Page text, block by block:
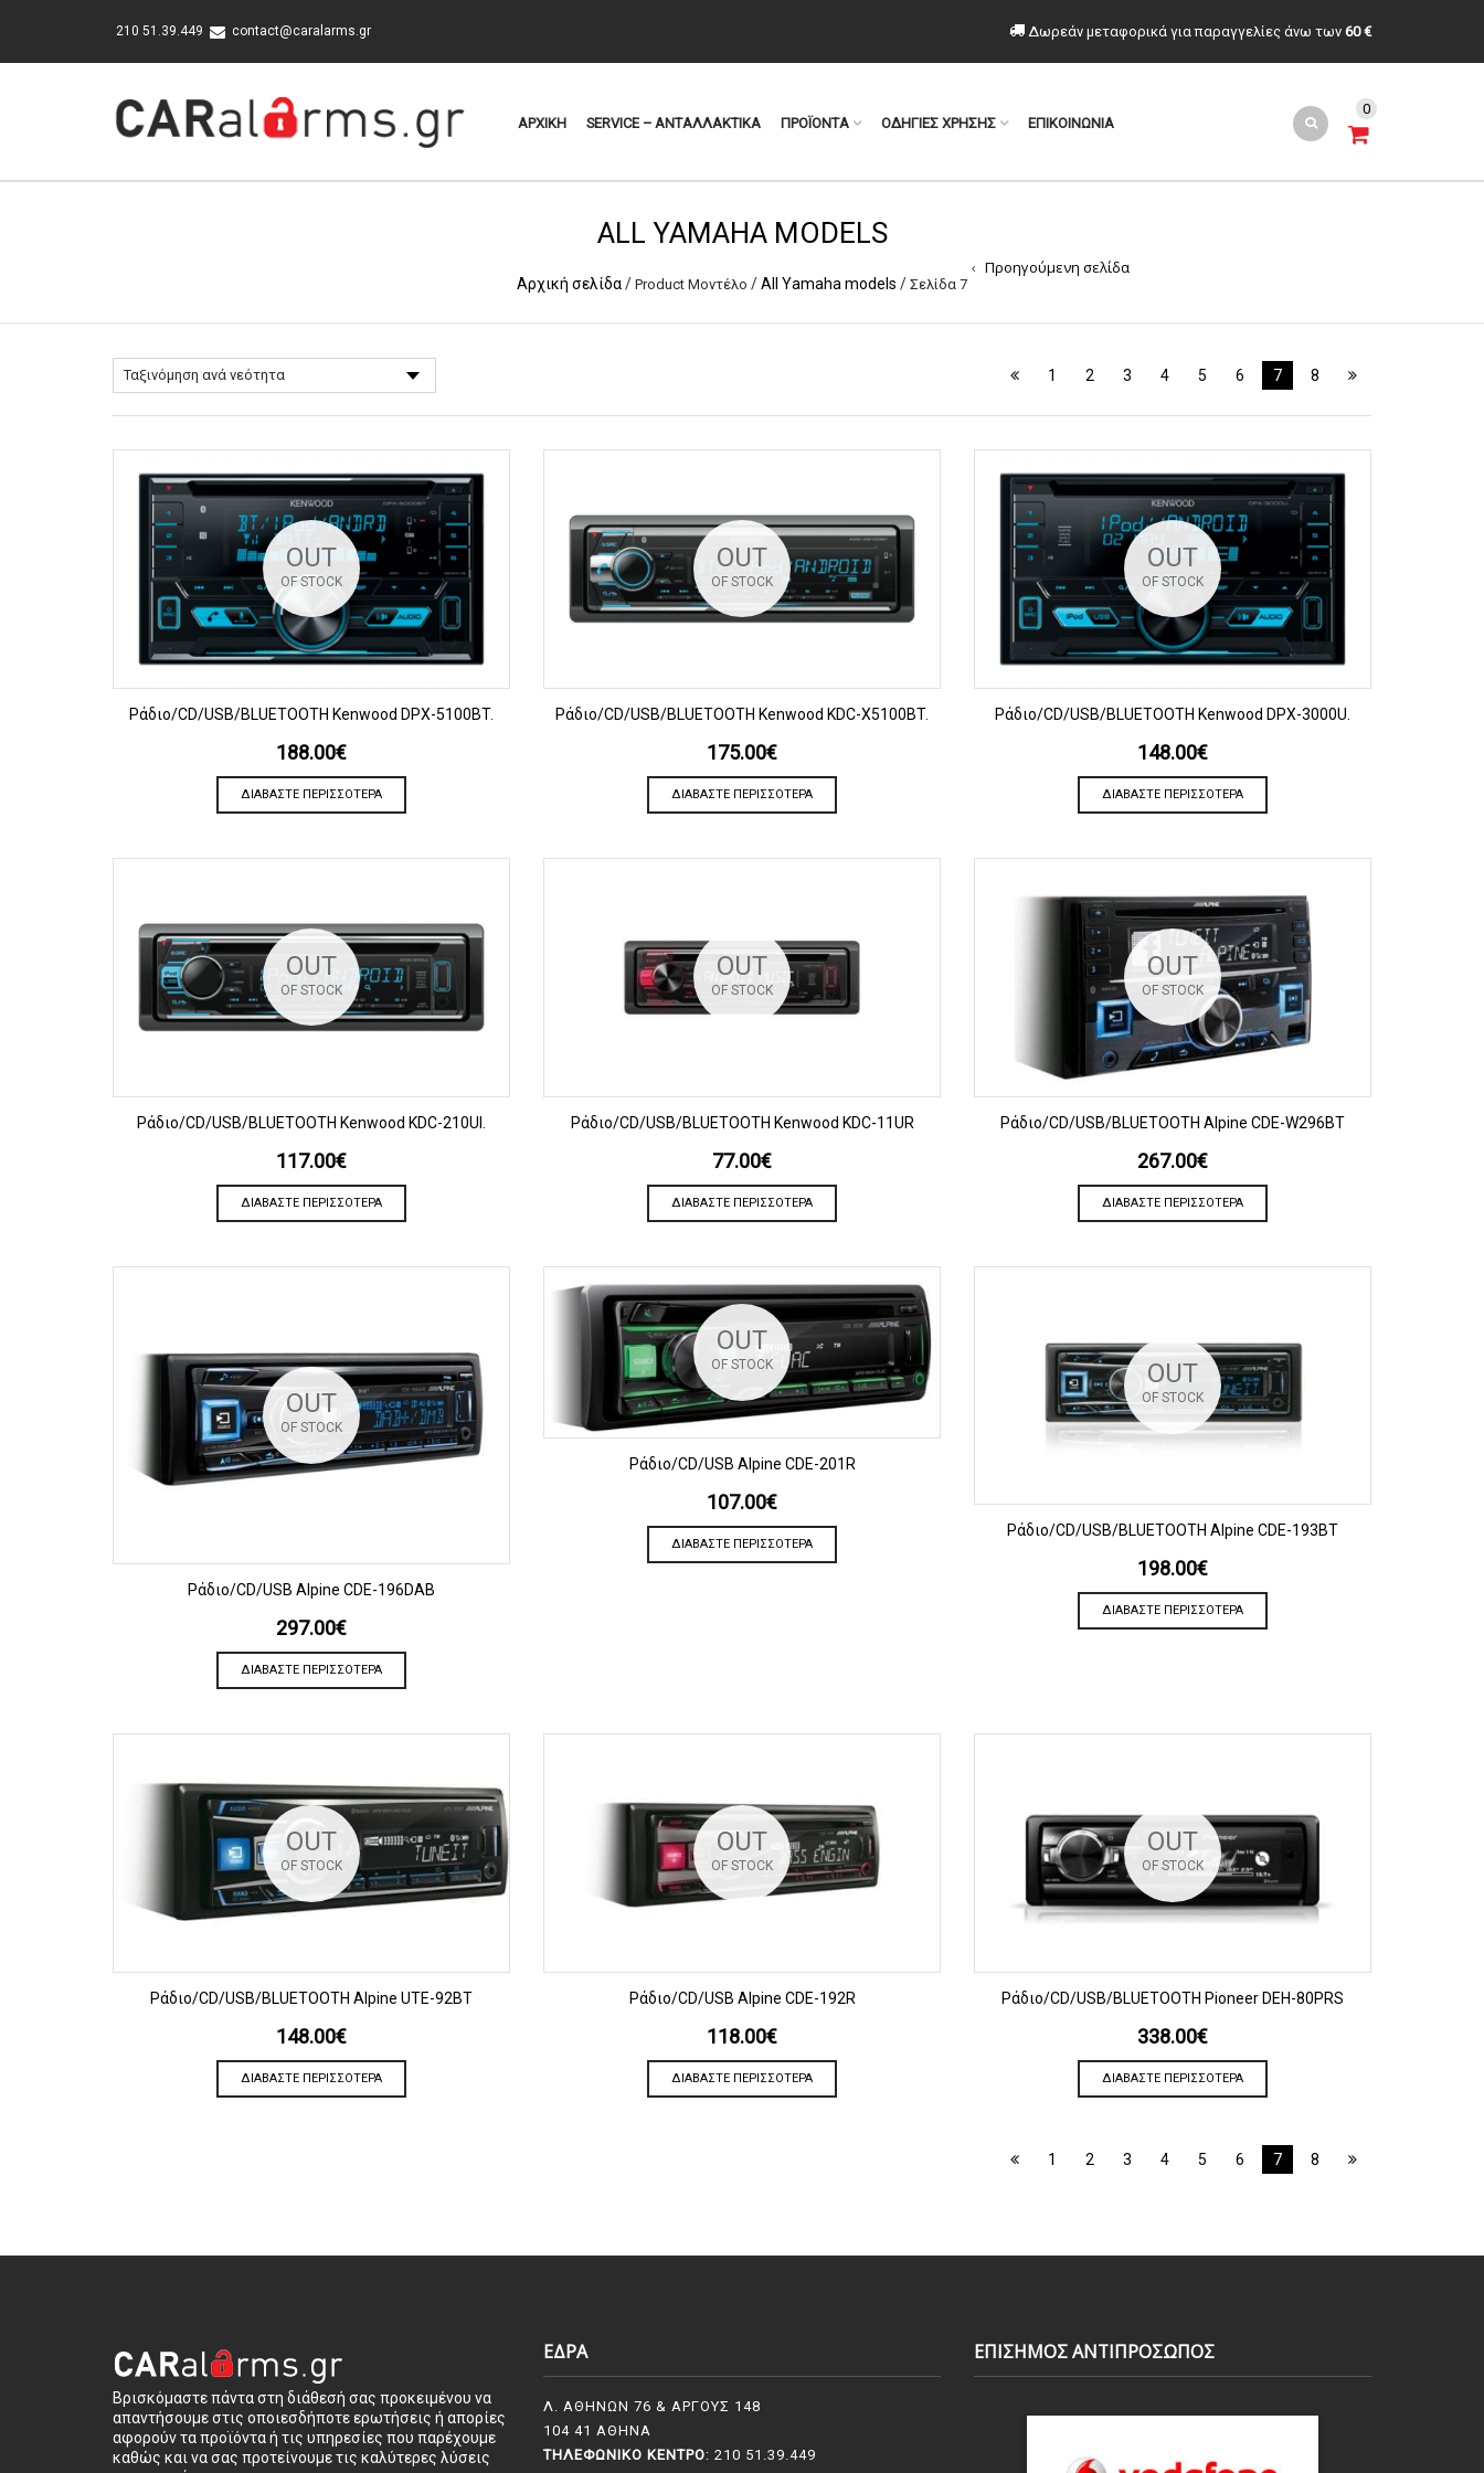
210 51.39.449 contact@caralarms.gr Δωρεάν μεταφορικά για παραγγελίες άνω των 60 €
ΑΡΧΙΚΗ SERVICE – ΑΝΤΑΛΛΑΚΤΙΚΑ ΠΡΟΪΟΝΤΑ ΟΔΗΓΙΕΣ ΧΡΗΣΗΣ ΕΠΙΚΟΙΝΩΝΙΑ
0
ALL YAMAHA MODELS
Αρχική σελίδα/ Product Μοντέλο /All Yamaha models / Σελίδα 7
Προηγούμενη σελίδα
1 2 3 4 5 6 7 8
OUT
OF STOCK
ΠΡΟΒΟΛΗ
Ράδιο/CD/USB/BLUETOOTH Kenwood DPX-5100BT.
188.00€
ΔΙΑΒΆΣΤΕ ΠΕΡΙΣΣΌΤΕΡΑ
OUT
OF STOCK
ΠΡΟΒΟΛΗ
Ράδιο/CD/USB/BLUETOOTH Kenwood KDC-X5100BT.
175.00€
ΔΙΑΒΆΣΤΕ ΠΕΡΙΣΣΌΤΕΡΑ
OUT
OF STOCK
ΠΡΟΒΟΛΗ
Ράδιο/CD/USB/BLUETOOTH Kenwood DPX-3000U.
148.00€
ΔΙΑΒΆΣΤΕ ΠΕΡΙΣΣΌΤΕΡΑ
OUT
OF STOCK
ΠΡΟΒΟΛΗ
Ράδιο/CD/USB/BLUETOOTH Kenwood KDC-210UI.
117.00€
ΔΙΑΒΆΣΤΕ ΠΕΡΙΣΣΌΤΕΡΑ
OUT
OF STOCK
ΠΡΟΒΟΛΗ
Ράδιο/CD/USB/BLUETOOTH Kenwood KDC-11UR
77.00€
ΔΙΑΒΆΣΤΕ ΠΕΡΙΣΣΌΤΕΡΑ
OUT
OF STOCK
ΠΡΟΒΟΛΗ
Ράδιο/CD/USB/BLUETOOTH Alpine CDE-W296BT
267.00€
ΔΙΑΒΆΣΤΕ ΠΕΡΙΣΣΌΤΕΡΑ
OUT
OF STOCK
ΠΡΟΒΟΛΗ
Ράδιο/CD/USB Alpine CDE-196DAB
297.00€
ΔΙΑΒΆΣΤΕ ΠΕΡΙΣΣΌΤΕΡΑ
OUT
OF STOCK
ΠΡΟΒΟΛΗ
Ράδιο/CD/USB Alpine CDE-201R
107.00€
ΔΙΑΒΆΣΤΕ ΠΕΡΙΣΣΌΤΕΡΑ
OUT
OF STOCK
ΠΡΟΒΟΛΗ
Ράδιο/CD/USB/BLUETOOTH Alpine CDE-193BT
198.00€
ΔΙΑΒΆΣΤΕ ΠΕΡΙΣΣΌΤΕΡΑ
OUT
OF STOCK
ΠΡΟΒΟΛΗ
Ράδιο/CD/USB/BLUETOOTH Alpine UTE-92BT
148.00€
ΔΙΑΒΆΣΤΕ ΠΕΡΙΣΣΌΤΕΡΑ
OUT
OF STOCK
ΠΡΟΒΟΛΗ
Ράδιο/CD/USB Alpine CDE-192R
118.00€
ΔΙΑΒΆΣΤΕ ΠΕΡΙΣΣΌΤΕΡΑ
OUT
OF STOCK
ΠΡΟΒΟΛΗ
Ράδιο/CD/USB/BLUETOOTH Pioneer DEH-80PRS
338.00€
ΔΙΑΒΆΣΤΕ ΠΕΡΙΣΣΌΤΕΡΑ
1 2 3 4 5 6 7 8
Βρισκόμαστε πάντα στη διάθεσή σας προκειμένου να
απαντήσουμε στις οποιεσδήποτε ερωτήσεις ή απορίες
αφορούν τα προϊόντα ή τις υπηρεσίες που παρέχουμε
καθώς και να σας προτείνουμε τις καλύτερες λύσεις
ΕΔΡΑ
Λ. ΑΘΗΝΩΝ 76 & ΑΡΓΟΥΣ 148
104 41 ΑΘΗΝΑ
ΤΗΛΕΦΩΝΙΚΌ ΚΈΝΤΡΟ: 210 51.39.449
ΕΠΙΣΗΜΟΣ ΑΝΤΙΠΡΟΣΩΠΟΣ